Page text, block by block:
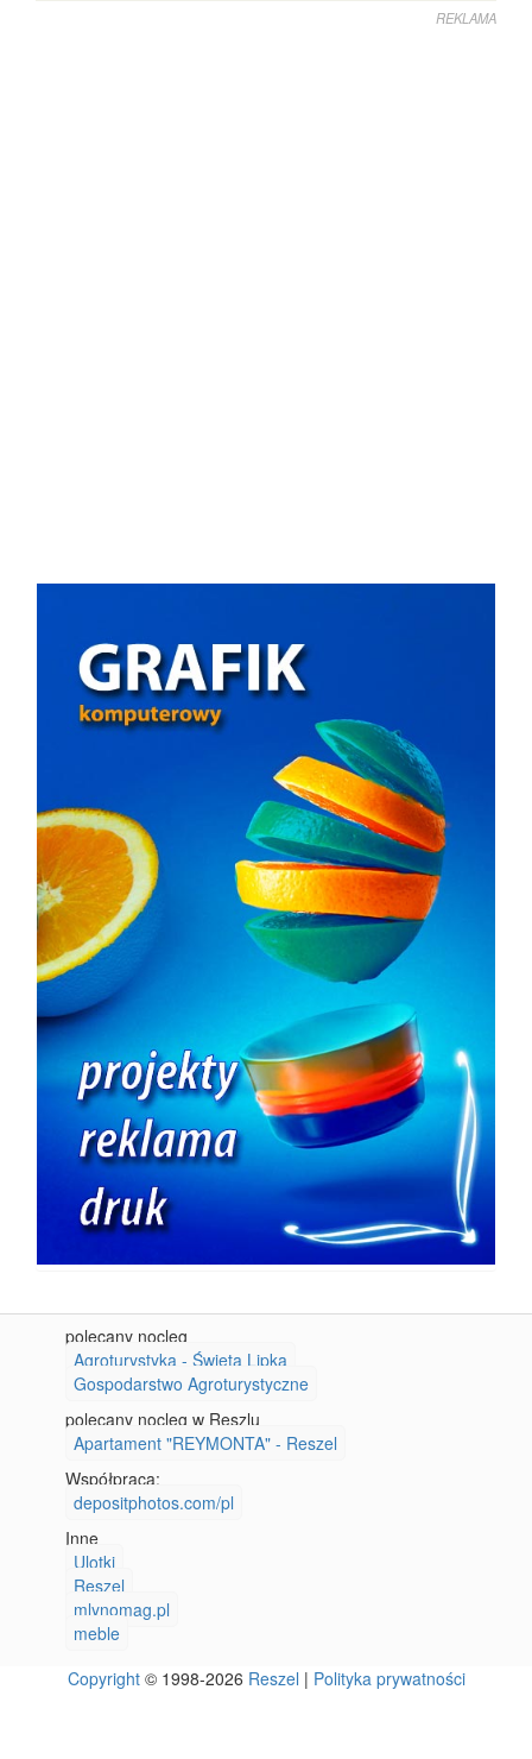
REKLAMA
polecany nocleg
Agroturystyka - Święta Lipka
Gospodarstwo Agroturystyczne
polecany nocleg w Reszlu
Apartament "REYMONTA" - Reszel
Współpraca:
depositphotos.com/pl
Inne
Ulotki
Reszel
mlynomag.pl
meble
Copyright© 1998-2026 Reszel | Polityka prywatności